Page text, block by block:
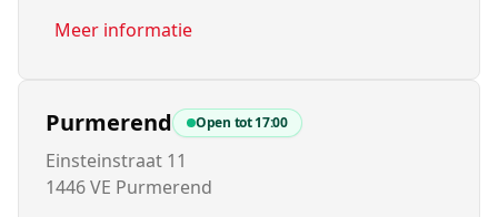
Meer informatie
Purmerend Open tot17:00
Einsteinstraat 11
1446 VE Purmerend